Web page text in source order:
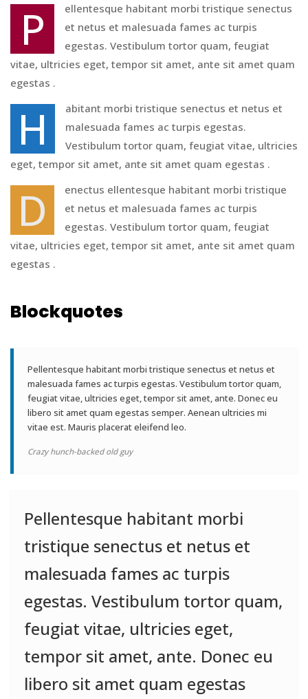
P
ellentesque habitant morbi tristique senectus
et netus et malesuada fames ac turpis
egestas. Vestibulum tortor quam, feugiat
vitae, ultricies eget, tempor sit amet, ante sit amet quam
egestas .
H
abitant morbi tristique senectus et netus et
malesuada fames ac turpis egestas.
Vestibulum tortor quam, feugiat vitae, ultricies
eget, tempor sit amet, ante sit amet quam egestas .
D
enectus ellentesque habitant morbi tristique
et netus et malesuada fames ac turpis
egestas. Vestibulum tortor quam, feugiat
vitae, ultricies eget, tempor sit amet, ante sit amet quam
egestas .
Blockquotes
Pellentesque habitant morbi tristique senectus et netus et
malesuada fames ac turpis egestas. Vestibulum tortor quam,
feugiat vitae, ultricies eget, tempor sit amet, ante. Donec eu
libero sit amet quam egestas semper. Aenean ultricies mi
vitae est. Mauris placerat eleifend leo.
Crazy hunch-backed old guy
Pellentesque habitant morbi
tristique senectus et netus et
malesuada fames ac turpis
egestas. Vestibulum tortor quam,
feugiat vitae, ultricies eget,
tempor sit amet, ante. Donec eu
libero sit amet quam egestas